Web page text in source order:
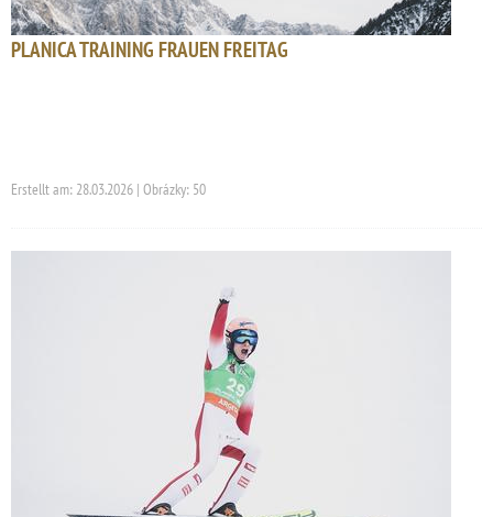
PLANICA TRAINING FRAUEN FREITAG
Erstellt am: 28.03.2026 | Obrázky: 50